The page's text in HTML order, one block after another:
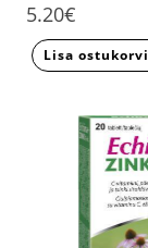
5.20€
Lisa ostukorvi